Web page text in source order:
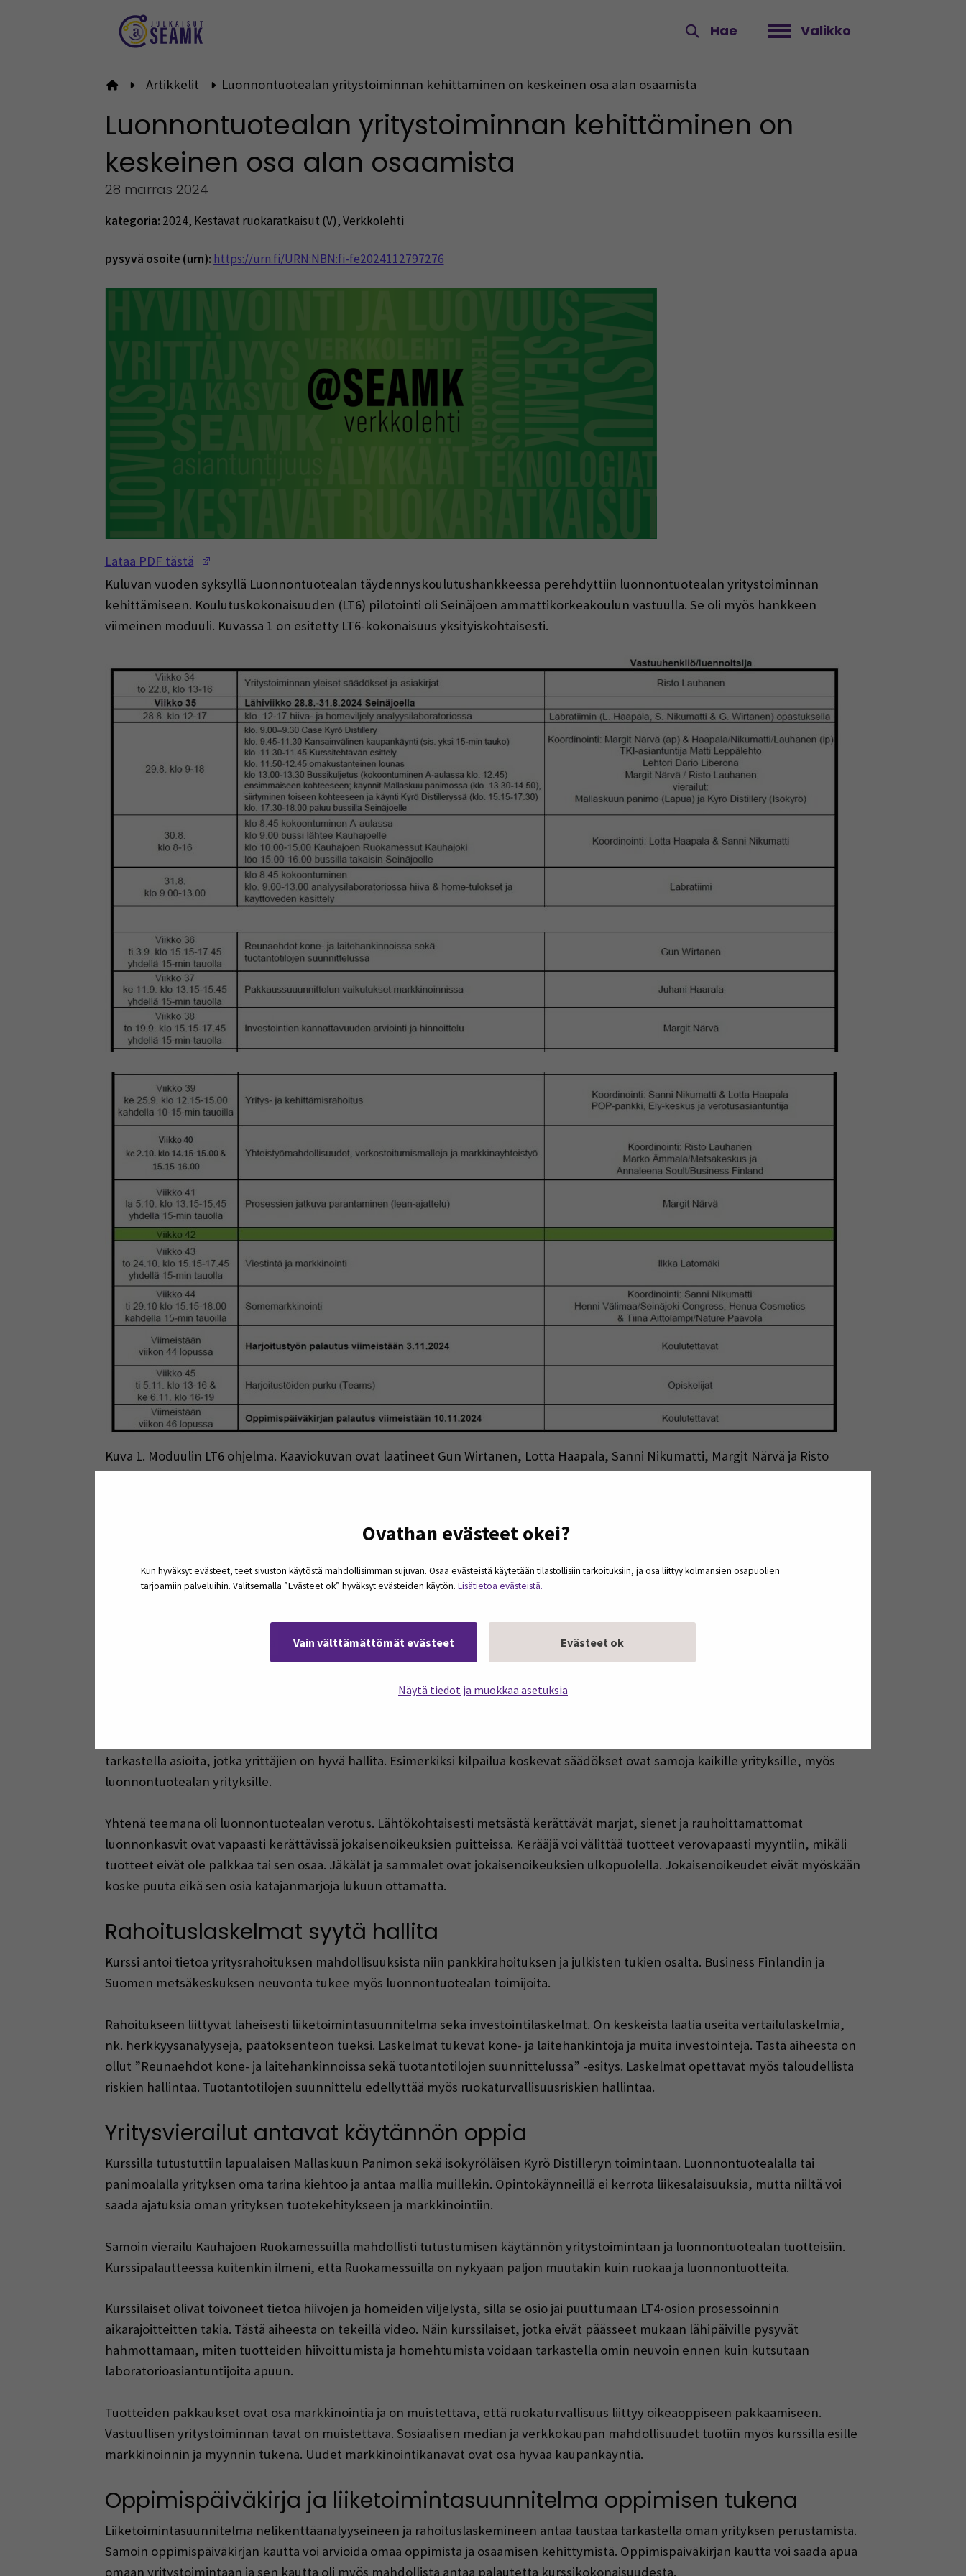
Ovathan evästeet okei?
Kun hyväksyt evästeet, teet sivuston käytöstä mahdollisimman sujuvan. Osaa evästeistä käytetään tilastollisiin tarkoituksiin, ja osa liittyy kolmansien osapuolien
tarjoamiin palveluihin. Valitsemalla ”Evästeet ok” hyväksyt evästeiden käytön. Lisätietoa evästeistä.
Vain välttämättömät evästeet Evästeet ok
Näytä tiedot ja muokkaa asetuksia
Hae Valikko
Avaa valikko
Etusivulle
Artikkelit Luonnontuotealan yritystoiminnan kehittäminen on keskeinen osa alan osaamista
Luonnontuotealan yritystoiminnan kehittäminen on
keskeinen osa alan osaamista
28 marras 2024
kategoria: 2024, Kestävät ruokaratkaisut (V),Verkkolehti
pysyvä osoite (urn): https://urn.fi/URN:NBN:fi-fe2024112797276
Lataa PDF tästä
Kuluvan vuoden syksyllä Luonnontuotealan täydennyskoulutushankkeessa perehdyttiin luonnontuotealan yritystoiminnan
kehittämiseen. Koulutuskokonaisuuden (LT6) pilotointi oli Seinäjoen ammattikorkeakoulun vastuulla. Se oli myös hankkeen
viimeinen moduuli. Kuvassa 1 on esitetty LT6-kokonaisuus yksityiskohtaisesti.
Kuva 1. Moduulin LT6 ohjelma. Kaaviokuvan ovat laatineet Gun Wirtanen, Lotta Haapala, Sanni Nikumatti, Margit Närvä ja Risto
Lauhanen (2024).
joka koostui sekä SeAMKin opettajista ja asiantuntijoista että yrittäjistä. Koulutettavien omatoimisiksi tehtäviksi annettiin
kirjoittaminen.
Moodle-oppimisympäristö mahdollisti osaltaan omatoimisen etäopiskelun. Lisäksi Moodlen alustalle saa kurssiuutiset, viestit ja
oppimateriaalit. Teams-alusta puolestaan mahdollisti luentojen taltioinnin, jolloin luennot pystyi kuuntelemaan jälkikäteen omalla
tarkastella asioita, jotka yrittäjien on hyvä hallita. Esimerkiksi kilpailua koskevat säädökset ovat samoja kaikille yrityksille, myös
luonnontuotealan yrityksille.
Yhtenä teemana oli luonnontuotealan verotus. Lähtökohtaisesti metsästä kerättävät marjat, sienet ja rauhoittamattomat
luonnonkasvit ovat vapaasti kerättävissä jokaisenoikeuksien puitteissa. Kerääjä voi välittää tuotteet verovapaasti myyntiin, mikäli
tuotteet eivät ole palkkaa tai sen osaa. Jäkälät ja sammalet ovat jokaisenoikeuksien ulkopuolella. Jokaisenoikeudet eivät myöskään
koske puuta eikä sen osia katajanmarjoja lukuun ottamatta.
Rahoituslaskelmat syytä hallita
Kurssi antoi tietoa yritysrahoituksen mahdollisuuksista niin pankkirahoituksen ja julkisten tukien osalta. Business Finlandin ja
Suomen metsäkeskuksen neuvonta tukee myös luonnontuotealan toimijoita.
Rahoitukseen liittyvät läheisesti liiketoimintasuunnitelma sekä investointilaskelmat. On keskeistä laatia useita vertailulaskelmia,
nk. herkkyysanalyyseja, päätöksenteon tueksi. Laskelmat tukevat kone- ja laitehankintoja ja muita investointeja. Tästä aiheesta on
ollut ”Reunaehdot kone- ja laitehankinnoissa sekä tuotantotilojen suunnittelussa” -esitys. Laskelmat opettavat myös taloudellista
riskien hallintaa. Tuotantotilojen suunnittelu edellyttää myös ruokaturvallisuusriskien hallintaa.
Yritysvierailut antavat käytännön oppia
Kurssilla tutustuttiin lapualaisen Mallaskuun Panimon sekä isokyröläisen Kyrö Distilleryn toimintaan. Luonnontuotealalla tai
panimoalalla yrityksen oma tarina kiehtoo ja antaa mallia muillekin. Opintokäynneillä ei kerrota liikesalaisuuksia, mutta niiltä voi
saada ajatuksia oman yrityksen tuotekehitykseen ja markkinointiin.
Samoin vierailu Kauhajoen Ruokamessuilla mahdollisti tutustumisen käytännön yritystoimintaan ja luonnontuotealan tuotteisiin.
Kurssipalautteessa kuitenkin ilmeni, että Ruokamessuilla on nykyään paljon muutakin kuin ruokaa ja luonnontuotteita.
Kurssilaiset olivat toivoneet tietoa hiivojen ja homeiden viljelystä, sillä se osio jäi puuttumaan LT4-osion prosessoinnin
aikarajoitteitten takia. Tästä aiheesta on tekeillä video. Näin kurssilaiset, jotka eivät päässeet mukaan lähipäiville pysyvät
hahmottamaan, miten tuotteiden hiivoittumista ja homehtumista voidaan tarkastella omin neuvoin ennen kuin kutsutaan
laboratorioasiantuntijoita apuun.
Tuotteiden pakkaukset ovat osa markkinointia ja on muistettava, että ruokaturvallisuus liittyy oikeaoppiseen pakkaamiseen.
Vastuullisen yritystoiminnan tavat on muistettava. Sosiaalisen median ja verkkokaupan mahdollisuudet tuotiin myös kurssilla esille
markkinoinnin ja myynnin tukena. Uudet markkinointikanavat ovat osa hyvää kaupankäyntiä.
Oppimispäiväkirja ja liiketoimintasuunnitelma oppimisen tukena
Liiketoimintasuunnitelma nelikenttäanalyyseineen ja rahoituslaskemineen antaa taustaa tarkastella oman yrityksen perustamista.
Samoin oppimispäiväkirjan kautta voi arvioida omaa oppimista ja osaamisen kehittymistä. Oppimispäiväkirjan kautta voi saada apua
omaan yritystoimintaan ja sen kautta oli myös mahdollista antaa palautetta kurssikokonaisuudesta.